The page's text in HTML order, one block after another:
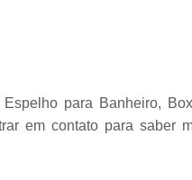
para Banheiro,
em contato para saber